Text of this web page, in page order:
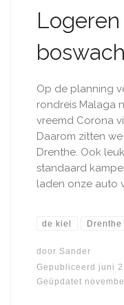
Op de planning
rondreis Malaga
vreemd Corona
Daarom zitten
Drenthe. Ook
standaard
laden onze auto
de kiel Drenthe
door Sander
Gepubliceerd juni
Geüpdatet